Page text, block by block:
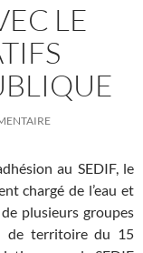
LE
au SEDIF, le
chargé de l’eau et
plusieurs groupes
de territoire du 15